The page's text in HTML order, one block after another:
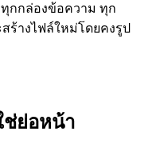
กกล่องข้อความ ทุก
ร้างไฟล์ใหม่โดยคงรูป
ช่ย่อหน้า